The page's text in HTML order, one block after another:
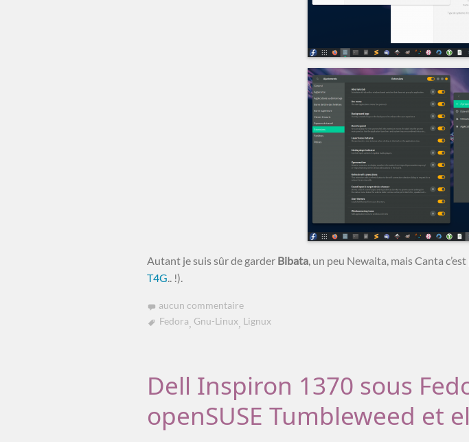
Autant je suis sûr de garder Bibata, un peu Newaita, mais Canta
T4G.. !).
aucun commentaire
Fedora Gnu-Linux Lignux
Dell Inspiron 1370 sous
openSUSE Tumbleweed et